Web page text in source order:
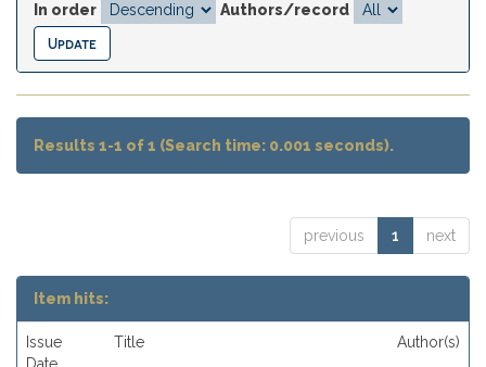
In order
Authors/record
Results 1-1 of 1 (Search time: 0.001 seconds).
previous 1 next
Item hits:
Issue
Title Author(s)